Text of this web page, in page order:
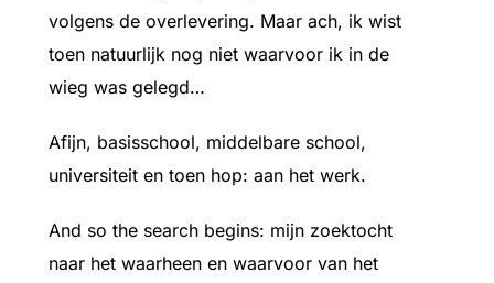
volgens de overlevering. Maar ach, ik wist
toen natuurlijk nog niet waarvoor ik in de
wieg was gelegd…
Afijn, basisschool, middelbare school,
universiteit en toen hop: aan het werk.
And so the search begins: mijn zoektocht
naar het waarheen en waarvoor van het